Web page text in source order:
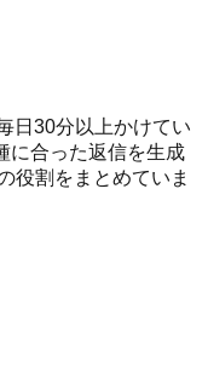
日30分以上かけてい
に合った返信を生成
役割をまとめていま